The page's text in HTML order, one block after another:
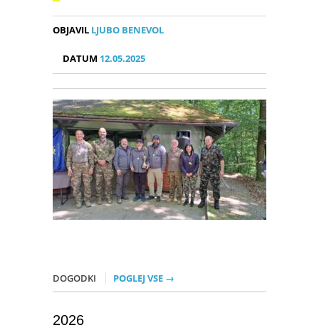
OBJAVIL LJUBO BENEVOL
DATUM 12.05.2025
DOGODKI POGLEJ VSE →
2026